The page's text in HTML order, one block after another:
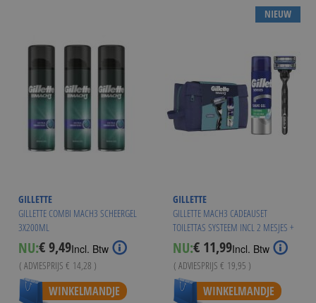
GILLETTE
GILLETTE COMBI MACH3 SCHEERGEL
3X200ML
NU:Special
Price
€ 9,49Incl. Btw
( ADVIESPRIJS € 14,28 )
WINKELMANDJE
NIEUW
GILLETTE
GILLETTE MACH3 CADEAUSET
TOILETTAS SYSTEEM INCL 2 MESJES +
SCHEERGEL
NU:Special
Price
€ 11,99Incl. Btw
( ADVIESPRIJS € 19,95 )
WINKELMANDJE